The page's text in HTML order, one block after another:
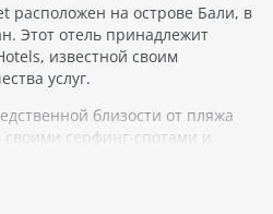
расположен на острове Бали, в
Этот отель принадлежит
известной своим
услуг.
близости от пляжа
своими серфинг-спотами и
также находятся
бары и магазины, что делает